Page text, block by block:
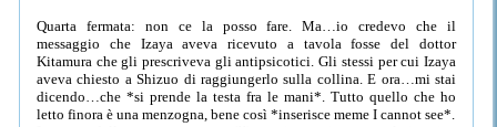
Quarta fermata: non ce la posso fare. Ma…io credevo che il
messaggio che Izaya aveva ricevuto a tavola fosse del dottor
Kitamura che gli prescriveva gli antipsicotici. Gli stessi per cui Izaya
aveva chiesto a Shizuo di raggiungerlo sulla collina. E ora…mi stai
dicendo…che *si prende la testa fra le mani*. Tutto quello che ho
letto finora è una menzogna, bene così *inserisce meme I cannot see*.